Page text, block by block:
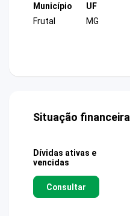
Município
Frutal
UF
MG
Situação financeira
Dívidas ativas e
vencidas
Consultar